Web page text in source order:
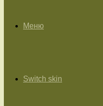
Меню
Switch skin